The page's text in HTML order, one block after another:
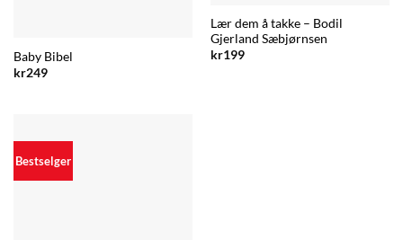
Baby Bibel
kr249
Lær dem å takke – Bodil
Gjerland Sæbjørnsen
kr199
Bestselger